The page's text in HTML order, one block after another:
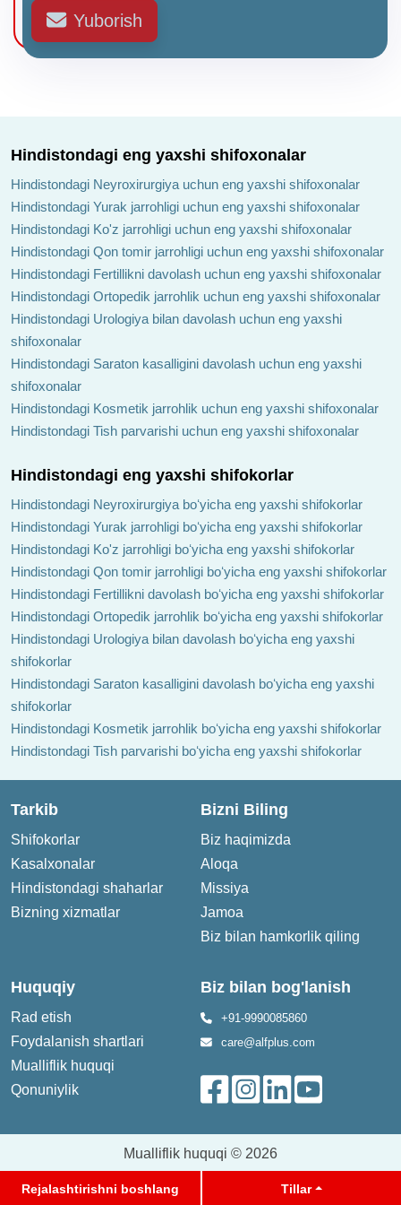
Dr. Paritosh S Gupta
Dr. Kapil Jamval Dr. Manik Sharma
Doktor Reshma Tevari dr Kamol Verma
Dr. Sanjat Chiwane Dr. Giriraj Bora
Doktor Vijay Verma Doktor Anurag Passi
Dr. Prabhat Maheshvari Dr. Dipak Ja
Doktor IPS Oberoi Dr. Nidhi Rajotia (Goel)
Dr. Shyam Sunder
Mahansaria
Doktor Hemant K. Gogia
Yuborish
Hindistondagi eng yaxshi shifoxonalar
Hindistondagi Neyroxirurgiya uchun eng yaxshi shifoxonalar
Hindistondagi Yurak jarrohligi uchun eng yaxshi shifoxonalar
Hindistondagi Ko'z jarrohligi uchun eng yaxshi shifoxonalar
Hindistondagi Qon tomir jarrohligi uchun eng yaxshi shifoxonalar
Hindistondagi Fertillikni davolash uchun eng yaxshi shifoxonalar
Hindistondagi Ortopedik jarrohlik uchun eng yaxshi shifoxonalar
Hindistondagi Urologiya bilan davolash uchun eng yaxshi
shifoxonalar
Hindistondagi Saraton kasalligini davolash uchun eng yaxshi
shifoxonalar
Hindistondagi Kosmetik jarrohlik uchun eng yaxshi shifoxonalar
Hindistondagi Tish parvarishi uchun eng yaxshi shifoxonalar
Hindistondagi eng yaxshi shifokorlar
Hindistondagi Neyroxirurgiya boʻyicha eng yaxshi shifokorlar
Hindistondagi Yurak jarrohligi boʻyicha eng yaxshi shifokorlar
Hindistondagi Ko'z jarrohligi boʻyicha eng yaxshi shifokorlar
Hindistondagi Qon tomir jarrohligi boʻyicha eng yaxshi shifokorlar
Hindistondagi Fertillikni davolash boʻyicha eng yaxshi shifokorlar
Hindistondagi Ortopedik jarrohlik boʻyicha eng yaxshi shifokorlar
Hindistondagi Urologiya bilan davolash boʻyicha eng yaxshi
shifokorlar
Hindistondagi Saraton kasalligini davolash boʻyicha eng yaxshi
shifokorlar
Hindistondagi Kosmetik jarrohlik boʻyicha eng yaxshi shifokorlar
Hindistondagi Tish parvarishi boʻyicha eng yaxshi shifokorlar
Tarkib
Shifokorlar
Kasalxonalar
Hindistondagi shaharlar
Bizning xizmatlar
Bizni Biling
Biz haqimizda
Aloqa
Missiya
Jamoa
Biz bilan hamkorlik qiling
Huquqiy
Rad etish
Foydalanish shartlari
Mualliflik huquqi
Qonuniylik
Biz bilan bog'lanish
+91-9990085860
care@alfplus.com
Mualliflik huquqi © 2026
Rejalashtirishni boshlang Tillar